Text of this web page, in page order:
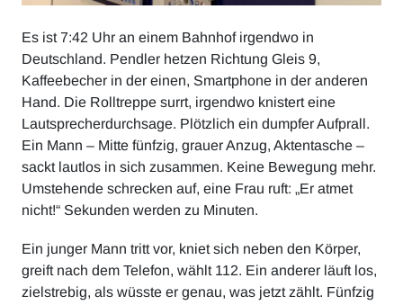
Es ist 7:42 Uhr an einem Bahnhof irgendwo in
Deutschland. Pendler hetzen Richtung Gleis 9,
Kaffeebecher in der einen, Smartphone in der anderen
Hand. Die Rolltreppe surrt, irgendwo knistert eine
Lautsprecherdurchsage. Plötzlich ein dumpfer Aufprall.
Ein Mann – Mitte fünfzig, grauer Anzug, Aktentasche –
sackt lautlos in sich zusammen. Keine Bewegung mehr.
Umstehende schrecken auf, eine Frau ruft: „Er atmet
nicht!“ Sekunden werden zu Minuten.
Ein junger Mann tritt vor, kniet sich neben den Körper,
greift nach dem Telefon, wählt 112. Ein anderer läuft los,
zielstrebig, als wüsste er genau, was jetzt zählt. Fünfzig